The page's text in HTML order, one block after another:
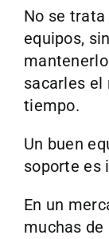
No se
equipos,
sacarles el
tiempo.
Un buen
soporte es
En un
muchas